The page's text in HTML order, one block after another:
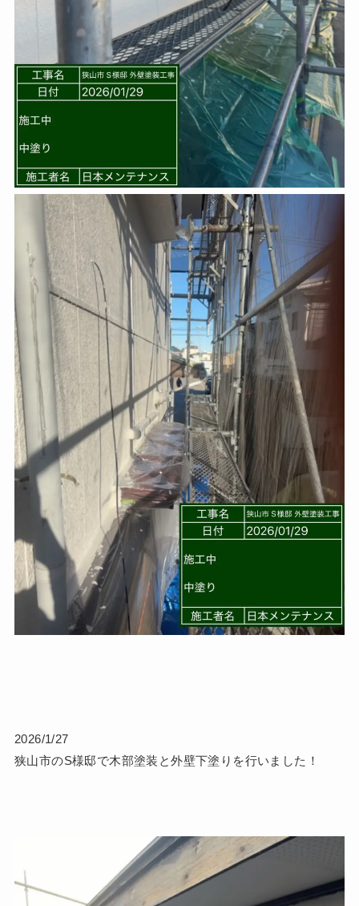
2026/1/27
狭山市のS様邸で木部塗装と外壁下塗りを行いました！